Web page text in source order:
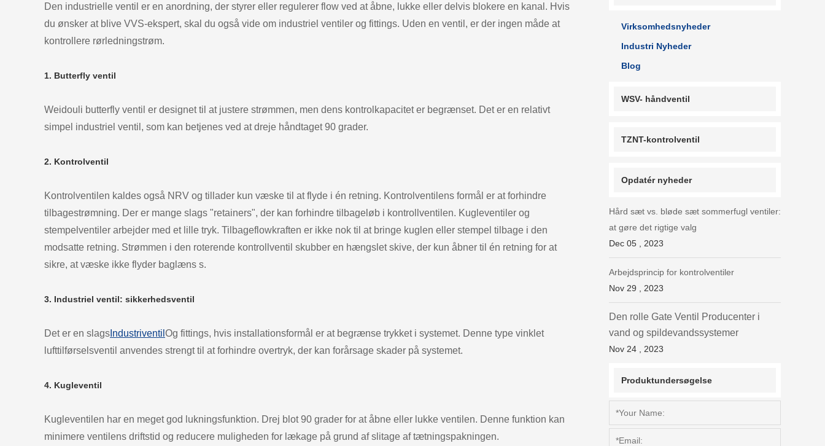
Den industrielle ventil er en anordning, der styrer eller regulerer flow ved at åbne, lukke eller delvis blokere en kanal. Hvis
du ønsker at blive VVS-ekspert, skal du også vide om industriel ventiler og fittings. Uden en ventil, er der ingen måde at
kontrollere rørledningstrøm.
1. Butterfly ventil
Weidouli butterfly ventil er designet til at justere strømmen, men dens kontrolkapacitet er begrænset. Det er en relativt
simpel industriel ventil, som kan betjenes ved at dreje håndtaget 90 grader.
2. Kontrolventil
Kontrolventilen kaldes også NRV og tillader kun væske til at flyde i én retning. Kontrolventilens formål er at forhindre
tilbagestrømning. Der er mange slags "retainers", der kan forhindre tilbageløb i kontrollventilen. Kugleventiler og
stempelventiler arbejder med et lille tryk. Tilbageflowkraften er ikke nok til at bringe kuglen eller stempel tilbage i den
modsatte retning. Strømmen i den roterende kontrollventil skubber en hængslet skive, der kun åbner til én retning for at
sikre, at væske ikke flyder baglæns s.
3. Industriel ventil: sikkerhedsventil
Det er en slags Industriventil Og fittings, hvis installationsformål er at begrænse trykket i systemet. Denne type vinklet
lufttilførselsventil anvendes strengt til at forhindre overtryk, der kan forårsage skader på systemet.
4. Kugleventil
Kugleventilen har en meget god lukningsfunktion. Drej blot 90 grader for at åbne eller lukke ventilen. Denne funktion kan
minimere ventilens driftstid og reducere muligheden for lækage på grund af slitage af tætningspakningen.
Virksomhedsnyheder
Industri Nyheder
Blog
WSV- håndventil
TZNT-kontrolventil
Opdatér nyheder
Hård sæt vs. bløde sæt sommerfugl ventiler:
at gøre det rigtige valg
Dec 05 , 2023
Arbejdsprincip for kontrolventiler
Nov 29 , 2023
Den rolle Gate Ventil Producenter i
vand og spildevandssystemer
Nov 24 , 2023
Produktundersøgelse